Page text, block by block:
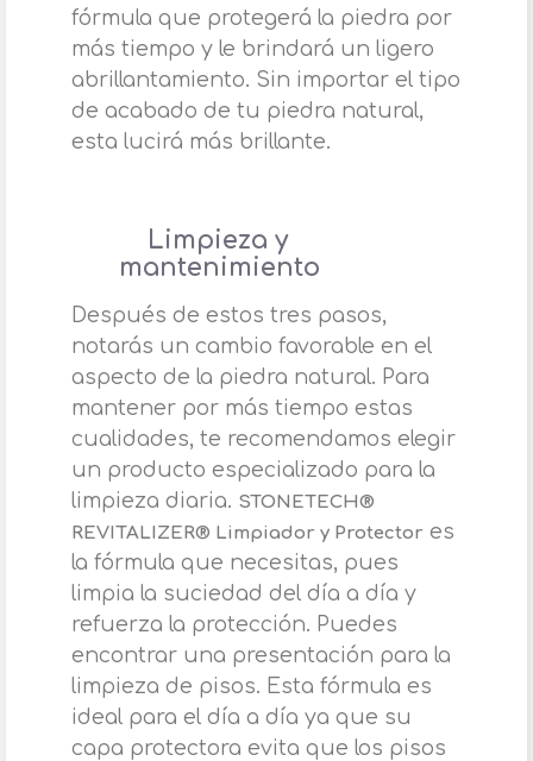
fórmula que protegerá la piedra por
más tiempo y le brindará un ligero
abrillantamiento. Sin importar el tipo
de acabado de tu piedra natural,
esta lucirá más brillante.
Limpieza y
mantenimiento
Después de estos tres pasos,
notarás un cambio favorable en el
aspecto de la piedra natural. Para
mantener por más tiempo estas
cualidades, te recomendamos elegir
un producto especializado para la
limpieza diaria. STONETECH®
REVITALIZER® Limpiador y Protector es
la fórmula que necesitas, pues
limpia la suciedad del día a día y
refuerza la protección. Puedes
encontrar una presentación para la
limpieza de pisos. Esta fórmula es
ideal para el día a día ya que su
capa protectora evita que los pisos